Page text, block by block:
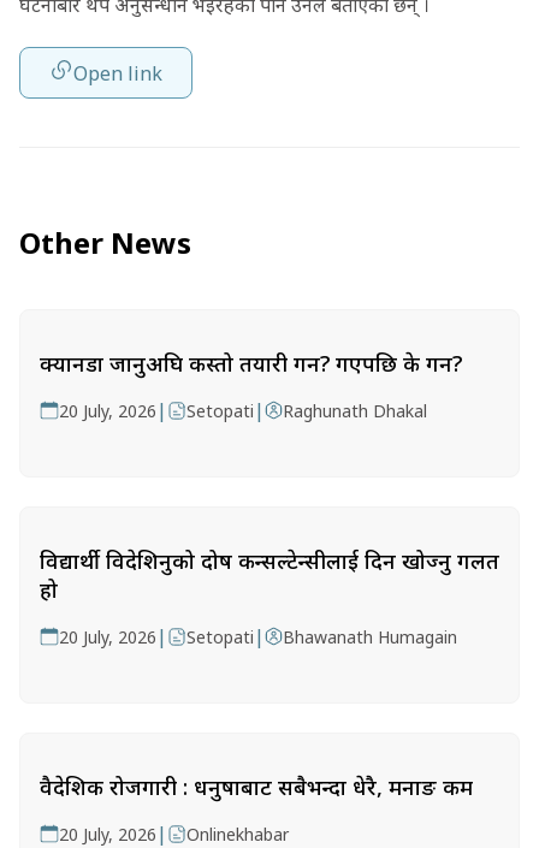
Open link
Other News
क्यानडा जानुअघि कस्तो तयारी गर्ने? गएपछि के गर्ने?
20 July, 2026 | Setopati | Raghunath Dhakal
विद्यार्थी विदेशिनुको दोष कन्सल्टेन्सीलाई दिन खोज्नु गलत
हो
20 July, 2026 | Setopati | Bhawanath Humagain
वैदेशिक रोजगारी : धनुषाबाट सबैभन्दा धेरै, मनाङ कम
20 July, 2026 | Onlinekhabar